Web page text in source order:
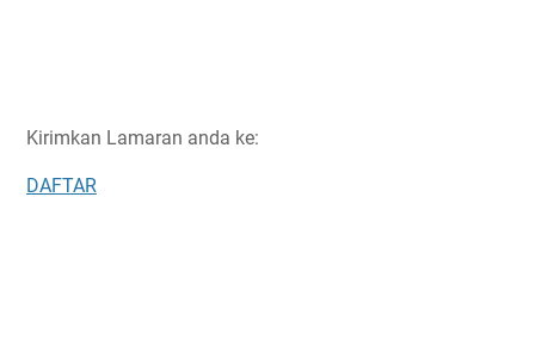
Kirimkan Lamaran anda ke:
DAFTAR